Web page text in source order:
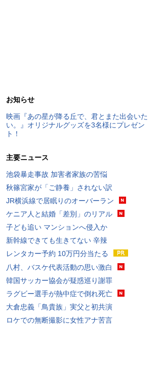
お知らせ
映画『あの星が降る丘で、君とまた出会いた
い。』オリジナルグッズを3名様にプレゼン
ト！
主要ニュース
池袋暴走事故 加害者家族の苦悩
秋篠宮家が「ご静養」されない訳
JR横浜線で居眠りのオーバーラン
ケニア人と結婚「差別」のリアル
子ども追い マンションへ侵入か
新幹線できても生きてない 辛辣
レンタカー予約 10万円分当たる
八村、バスケ代表活動の思い激白
韓国サッカー協会が疑惑巡り謝罪
ラグビー選手が熱中症で倒れ死亡
大倉忠義「鳥貴族」実父と初共演
ロケでの無断撮影に女性アナ苦言